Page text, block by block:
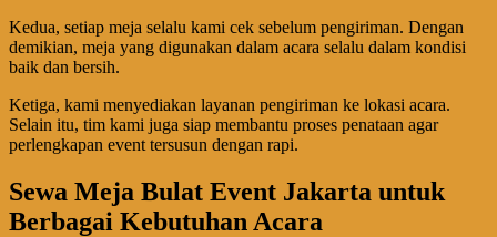
Kedua, setiap meja selalu kami cek sebelum pengiriman. Dengan
demikian, meja yang digunakan dalam acara selalu dalam kondisi
baik dan bersih.
Ketiga, kami menyediakan layanan pengiriman ke lokasi acara.
Selain itu, tim kami juga siap membantu proses penataan agar
perlengkapan event tersusun dengan rapi.
Sewa Meja Bulat Event Jakarta untuk
Berbagai Kebutuhan Acara